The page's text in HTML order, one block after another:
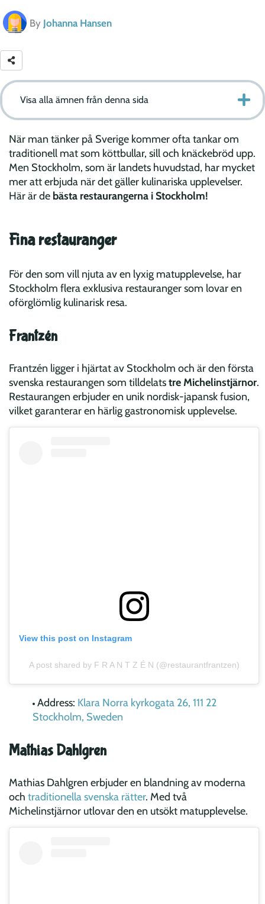
By Johanna Hansen
Visa alla ämnen från denna sida
När man tänker på Sverige kommer ofta tankar om
traditionell mat som köttbullar, sill och knäckebröd upp.
Men Stockholm, som är landets huvudstad, har mycket
mer att erbjuda när det gäller kulinariska upplevelser.
Här är de bästa restaurangerna i Stockholm!
Fina restauranger
För den som vill njuta av en lyxig matupplevelse, har
Stockholm flera exklusiva restauranger som lovar en
oförglömlig kulinarisk resa.
Frantzén
Frantzén ligger i hjärtat av Stockholm och är den första
svenska restaurangen som tilldelatstre Michelinstjärnor.
Restaurangen erbjuder en unik nordisk-japansk fusion,
vilket garanterar en härlig gastronomisk upplevelse.
View this post on Instagram
A post shared by F R A N T Z É N (@restaurantfrantzen)
Address: Klara Norra kyrkogata 26, 111 22
Stockholm, Sweden
Mathias Dahlgren
Mathias Dahlgren erbjuder en blandning av moderna
och traditionella svenska rätter. Med två
Michelinstjärnor utlovar den en utsökt matupplevelse.